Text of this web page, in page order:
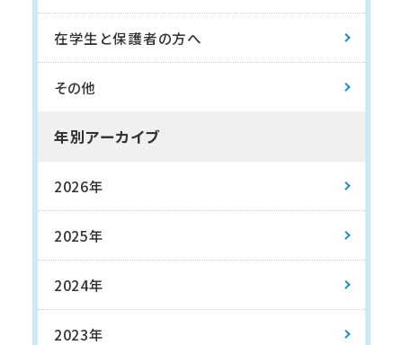
在学生と保護者の方へ
その他
年別アーカイブ
2026年
2025年
2024年
2023年